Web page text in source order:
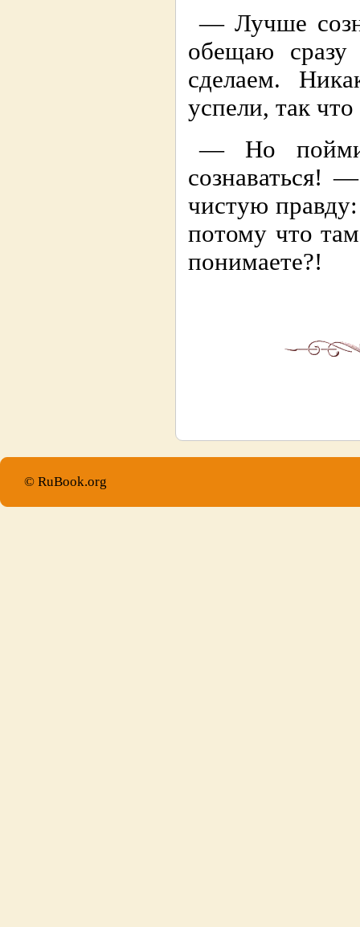
— Лучше
обещаю
сделаем.
успели, так
— Но
сознаваться!
чистую
потому что
понимаете?!
© RuBook.org